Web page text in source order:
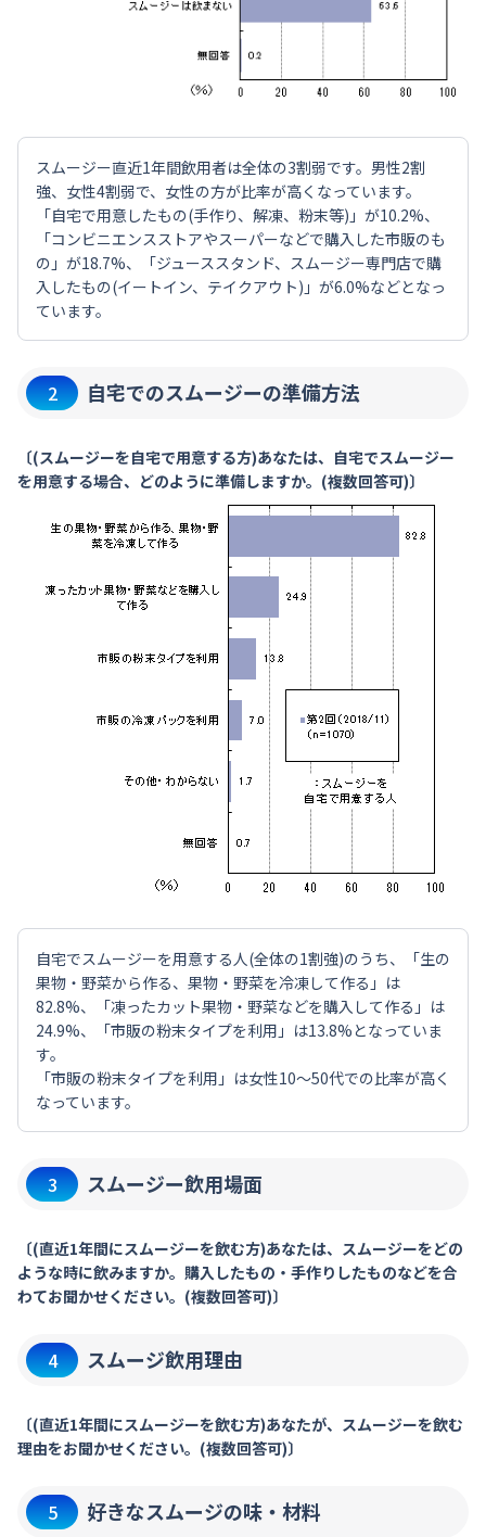
スムージー直近1年間飲用者は全体の3割弱です。男性2割
強、女性4割弱で、女性の方が比率が高くなっています。
「自宅で用意したもの(手作り、解凍、粉末等)」が10.2%、
「コンビニエンスストアやスーパーなどで購入した市販のも
の」が18.7%、「ジューススタンド、スムージー専門店で購
入したもの(イートイン、テイクアウト)」が6.0%などとなっ
ています。
2 自宅でのスムージーの準備方法
〔(スムージーを自宅で用意する方)あなたは、自宅でスムージー
を用意する場合、どのように準備しますか。(複数回答可)〕
自宅でスムージーを用意する人(全体の1割強)のうち、「生の
果物・野菜から作る、果物・野菜を冷凍して作る」は
82.8%、「凍ったカット果物・野菜などを購入して作る」は
24.9%、「市販の粉末タイプを利用」は13.8%となっていま
す。
「市販の粉末タイプを利用」は女性10～50代での比率が高く
なっています。
3 スムージー飲用場面
〔(直近1年間にスムージーを飲む方)あなたは、スムージーをどの
ような時に飲みますか。購入したもの・手作りしたものなどを合
わてお聞かせください。(複数回答可)〕
4 スムージ飲用理由
〔(直近1年間にスムージーを飲む方)あなたが、スムージーを飲む
理由をお聞かせください。(複数回答可)〕
5 好きなスムージの味・材料